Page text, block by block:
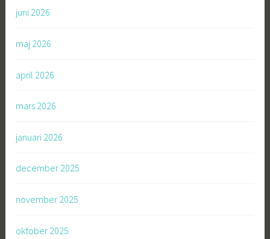
juni 2026
maj 2026
april 2026
mars 2026
januari 2026
december 2025
november 2025
oktober 2025